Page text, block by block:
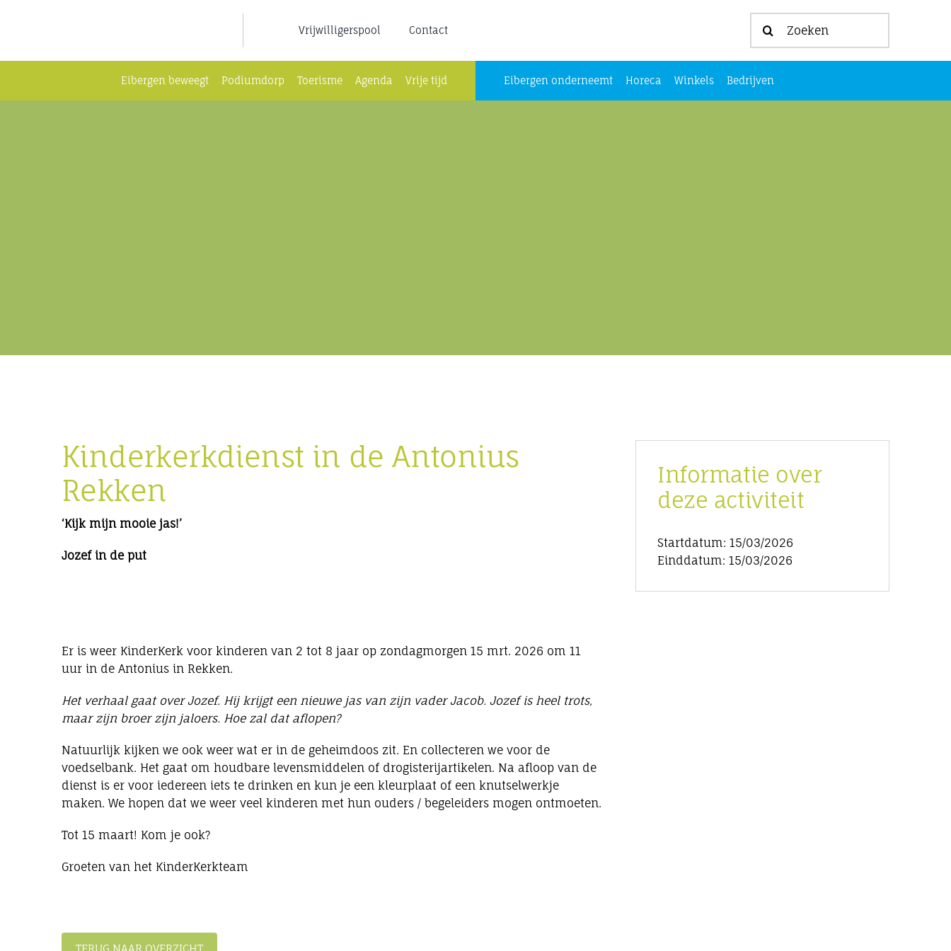
Vrijwilligerspool Contact
naar:
Eibergen beweegt Podiumdorp Toerisme Agenda Vrije tijd Eibergen onderneemt Horeca Winkels Bedrijven
Kinderkerkdienst in de Antonius
Rekken
‘Kijk mijn mooie jas!’
Jozef in de put
Er is weer KinderKerk voor kinderen van 2 tot 8 jaar op zondagmorgen 15 mrt. 2026 om 11
uur in de Antonius in Rekken.
Het verhaal gaat over Jozef. Hij krijgt een nieuwe jas van zijn vader Jacob. Jozef is heel trots,
maar zijn broer zijn jaloers. Hoe zal dat aflopen?
Natuurlijk kijken we ook weer wat er in de geheimdoos zit. En collecteren we voor de
voedselbank. Het gaat om houdbare levensmiddelen of drogisterijartikelen. Na afloop van de
dienst is er voor iedereen iets te drinken en kun je een kleurplaat of een knutselwerkje
maken. We hopen dat we weer veel kinderen met hun ouders / begeleiders mogen ontmoeten.
Tot 15 maart! Kom je ook?
Groeten van het KinderKerkteam
Informatie over
deze activiteit
Startdatum: 15/03/2026
Einddatum: 15/03/2026